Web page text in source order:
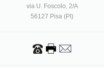
via U. Foscolo, 2/A
56127 Pisa (PI)